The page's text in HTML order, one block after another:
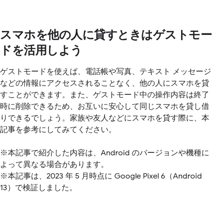
スマホを他の人に貸すときはゲストモー
ドを活用しよう
ゲストモードを使えば、電話帳や写真、テキスト メッセージ
などの情報にアクセスされることなく、他の人にスマホを貸
すことができます。また、ゲストモード中の操作内容は終了
時に削除できるため、お互いに安心して同じスマホを貸し借
りできるでしょう。家族や友人などにスマホを貸す際に、本
記事を参考にしてみてください。
※本記事で紹介した内容は、Android のバージョンや機種に
よって異なる場合があります。
※本記事は、2023 年 5 月時点に Google Pixel 6（Android
13）で検証しました。